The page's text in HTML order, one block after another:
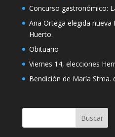
Concurso gastronómico:
Ana Ortega elegida
Huerto.
Obituario
Viernes 14, elecciones
Bendición de María Stma.